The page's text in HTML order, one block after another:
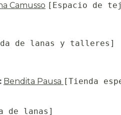
Camusso [Espacio de
de lanas y talleres]
Bendita Pausa [Tienda
de lanas]